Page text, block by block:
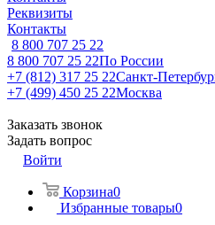
Реквизиты
Контакты
8 800 707 25 22
8 800 707 25 22По России
+7 (812) 317 25 22Санкт-
+7 (499) 450 25 22Москва
Заказать звонок
Задать вопрос
Войти
Корзина0
Избранные товары0